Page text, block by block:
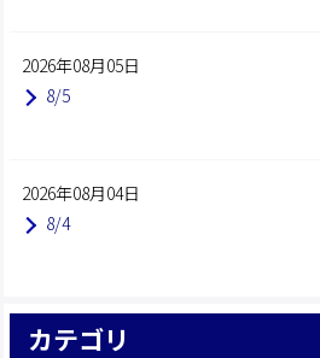
2026年08月05日
8/5
2026年08月04日
8/4
カテゴリ